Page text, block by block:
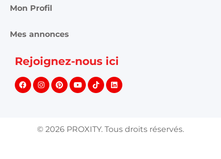
Mon Profil
Mes annonces
Rejoignez-nous ici
© 2026 PROXITY. Tous droits réservés.